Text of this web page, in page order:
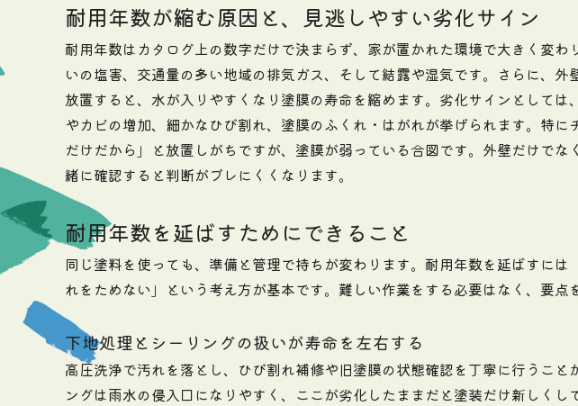
耐用年数が縮む原因と、見逃しやすい劣化サイン
耐用年数はカタログ上の数字だけで決まらず、家が置かれた環境で大きく変
いの塩害、交通量の多い地域の排気ガス、そして結露や湿気です。さらに、
放置すると、水が入りやすくなり塗膜の寿命を縮めます。劣化サインとして
やカビの増加、細かなひび割れ、塗膜のふくれ・はがれが挙げられます。特
だけだから」と放置しがちですが、塗膜が弱っている合図です。外壁だけで
緒に確認すると判断がブレにくくなります。
耐用年数を延ばすためにできること
同じ塗料を使っても、準備と管理で持ちが変わります。耐用年数を延ばすに
れをためない」という考え方が基本です。難しい作業をする必要はなく、要点
下地処理とシーリングの扱いが寿命を左右する
高圧洗浄で汚れを落とし、ひび割れ補修や旧塗膜の状態確認を丁寧に行うこ
ングは雨水の侵入口になりやすく、ここが劣化したままだと塗装だけ新しくし